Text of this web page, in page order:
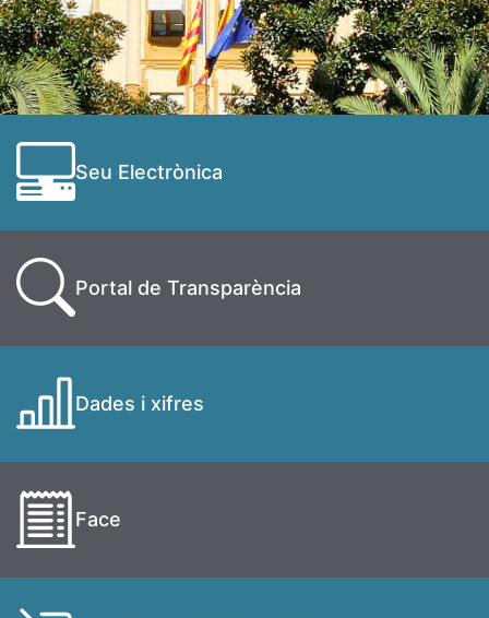
Seu Electrònica
Portal de Transparència
Dades i xifres
Face